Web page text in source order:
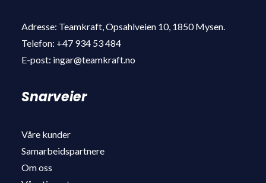
Adresse: Teamkraft, Opsahlveien 10, 1850 Mysen.
Telefon: +47 934 53 484
E-post: ingar@teamkraft.no
Snarveier
Våre kunder
Samarbeidspartnere
Om oss